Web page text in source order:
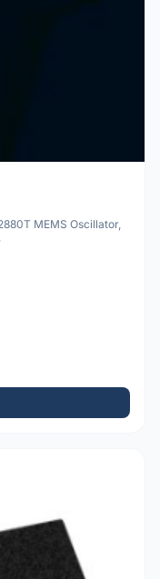
MEMS Oscillator,